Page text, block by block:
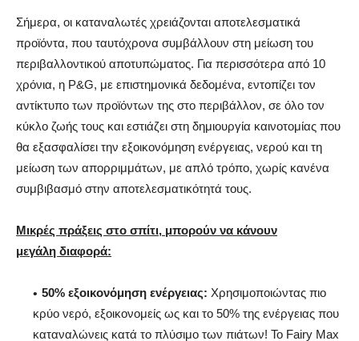
Σήμερα, οι καταναλωτές χρειάζονται αποτελεσματικά
προϊόντα, που ταυτόχρονα συμβάλλουν στη μείωση του
περιβαλλοντικού αποτυπώματος. Για περισσότερα από 10
χρόνια, η P&G, με επιστημονικά δεδομένα, εντοπίζει τον
αντίκτυπο των προϊόντων της στο περιβάλλον, σε όλο τον
κύκλο ζωής τους και εστιάζει στη δημιουργία καινοτομίας που
θα εξασφαλίσει την εξοικονόμηση ενέργειας, νερού και τη
μείωση των απορριμμάτων, με απλό τρόπο, χωρίς κανένα
συμβιβασμό στην αποτελεσματικότητά τους.
Μικρές πράξεις στο σπίτι, μπορούν να κάνουν
μεγάλη διαφορά:
50% εξοικονόμηση ενέργειας: Χρησιμοποιώντας πιο
κρύο νερό, εξοικονομείς ως και το 50% της ενέργειας που
καταναλώνεις κατά το πλύσιμο των πιάτων! Το Fairy Max